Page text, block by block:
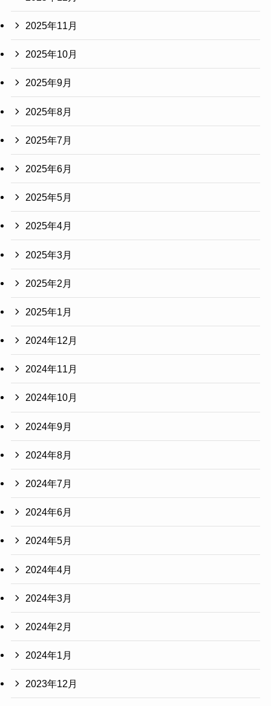
2025年11月
2025年10月
2025年9月
2025年8月
2025年7月
2025年6月
2025年5月
2025年4月
2025年3月
2025年2月
2025年1月
2024年12月
2024年11月
2024年10月
2024年9月
2024年8月
2024年7月
2024年6月
2024年5月
2024年4月
2024年3月
2024年2月
2024年1月
2023年12月